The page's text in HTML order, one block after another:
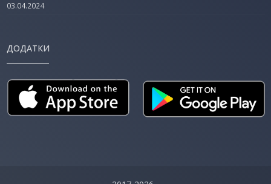
03.04.2024
ДОДАТКИ